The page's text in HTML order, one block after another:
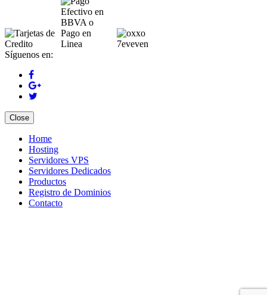
Síguenos en:
Close
Home
Hosting
Servidores VPS
Servidores Dedicados
Productos
Registro de Dominios
Contacto